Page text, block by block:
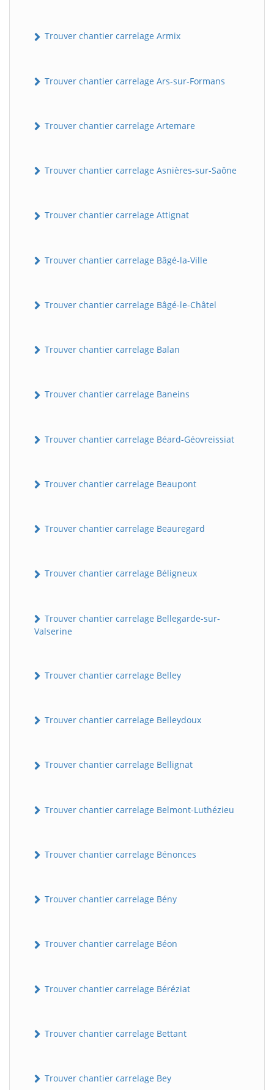
Trouver chantier carrelage Armix
Trouver chantier carrelage Ars-sur-Formans
Trouver chantier carrelage Artemare
Trouver chantier carrelage Asnières-sur-Saône
Trouver chantier carrelage Attignat
Trouver chantier carrelage Bâgé-la-Ville
Trouver chantier carrelage Bâgé-le-Châtel
Trouver chantier carrelage Balan
Trouver chantier carrelage Baneins
Trouver chantier carrelage Béard-Géovreissiat
Trouver chantier carrelage Beaupont
Trouver chantier carrelage Beauregard
Trouver chantier carrelage Béligneux
Trouver chantier carrelage Bellegarde-sur-
Valserine
Trouver chantier carrelage Belley
Trouver chantier carrelage Belleydoux
Trouver chantier carrelage Bellignat
Trouver chantier carrelage Belmont-Luthézieu
Trouver chantier carrelage Bénonces
Trouver chantier carrelage Bény
Trouver chantier carrelage Béon
Trouver chantier carrelage Béréziat
Trouver chantier carrelage Bettant
Trouver chantier carrelage Bey